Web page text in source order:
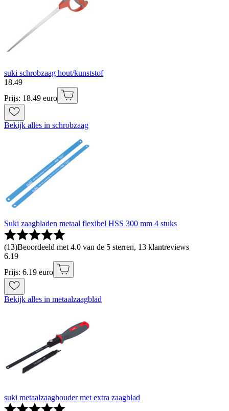
suki schrobzaag hout/kunststof
18.49
Prijs: 18.49 euro
Bekijk alles in schrobzaag
Suki zaagbladen metaal flexibel HSS 300 mm 4 stuks
(13)Beoordeeld met 4.0 van de 5 sterren, 13 klantreviews
6.19
Prijs: 6.19 euro
Bekijk alles in metaalzaagblad
suki metaalzaaghouder met extra zaagblad